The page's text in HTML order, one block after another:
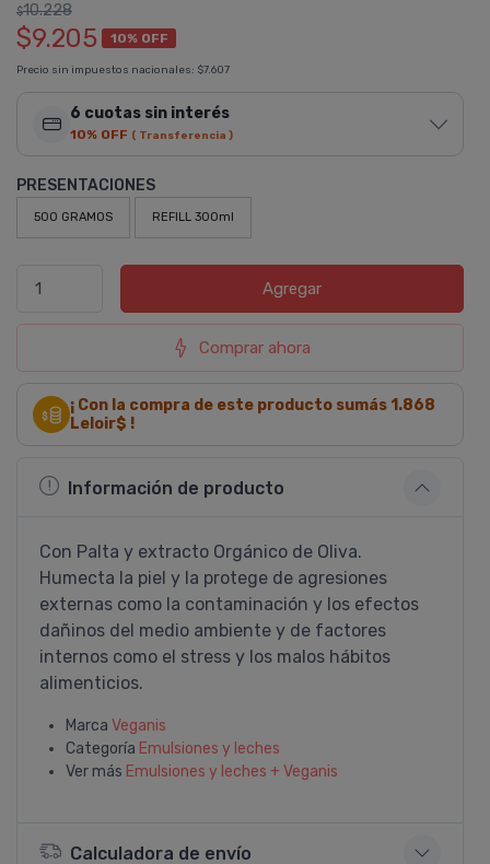
$10.228
$9.205 10% OFF
Precio sin impuestos nacionales: $7.607
6 cuotas sin interés
10% OFF ( Transferencia )
PRESENTACIONES
500 GRAMOS REFILL 300ml
Agregar
Comprar ahora
¡ Con la compra de este producto sumás 1.868
Leloir$ !
Información de producto
Con Palta y extracto Orgánico de Oliva.
Humecta la piel y la protege de agresiones
externas como la contaminación y los efectos
dañinos del medio ambiente y de factores
internos como el stress y los malos hábitos
alimenticios.
Marca Veganis
Categoría Emulsiones y leches
Ver más Emulsiones y leches + Veganis
Calculadora de envío